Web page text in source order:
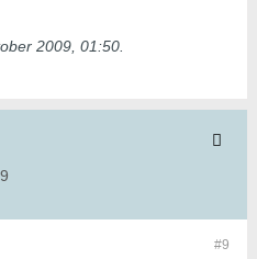
2009, 01:50
#9